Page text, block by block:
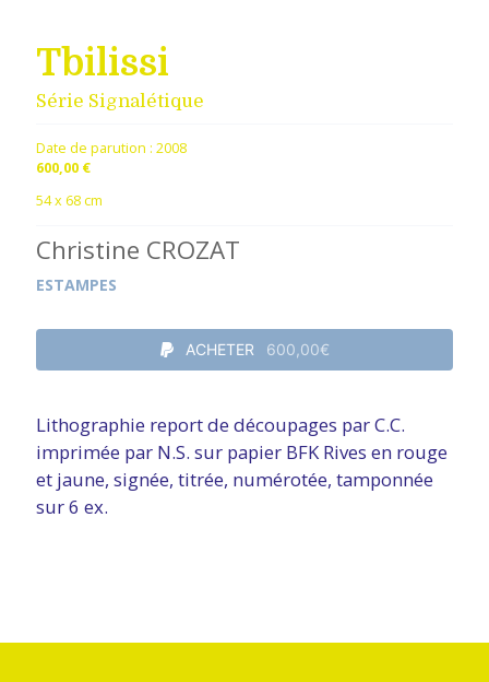
Tbilissi
Série Signalétique
Date de parution : 2008
600,00 €
54 x 68 cm
Christine CROZAT
ESTAMPES
ACHETER 600,00€
Lithographie report de découpages par C.C.
imprimée par N.S. sur papier BFK Rives en rouge
et jaune, signée, titrée, numérotée, tamponnée
sur 6 ex.